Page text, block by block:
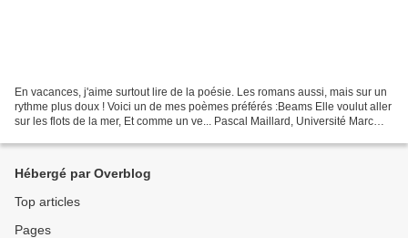
En vacances, j'aime surtout lire de la poésie. Les romans aussi, mais sur un
rythme plus doux ! Voici un de mes poèmes préférés :Beams Elle voulut aller
sur les flots de la mer, Et comme un ve... Pascal Maillard, Université Marc
Hébergé par Overblog
Top articles
Pages